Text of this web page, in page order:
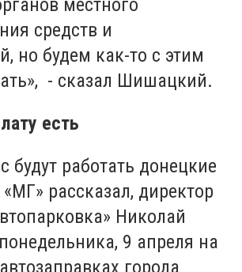
местного
средств и
но будем как-то с этим
- сказал Шишацкий.
есть
будут работать донецкие
рассказал, директор
Николай
9 апреля на
города